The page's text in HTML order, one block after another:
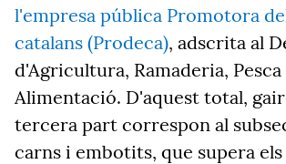
l'empresa pública Promotora
catalans (Prodeca), adscrita al
d'Agricultura, Ramaderia, Pesca
Alimentació. D'aquest total,
tercera part correspon al
carns i embotits, que supera